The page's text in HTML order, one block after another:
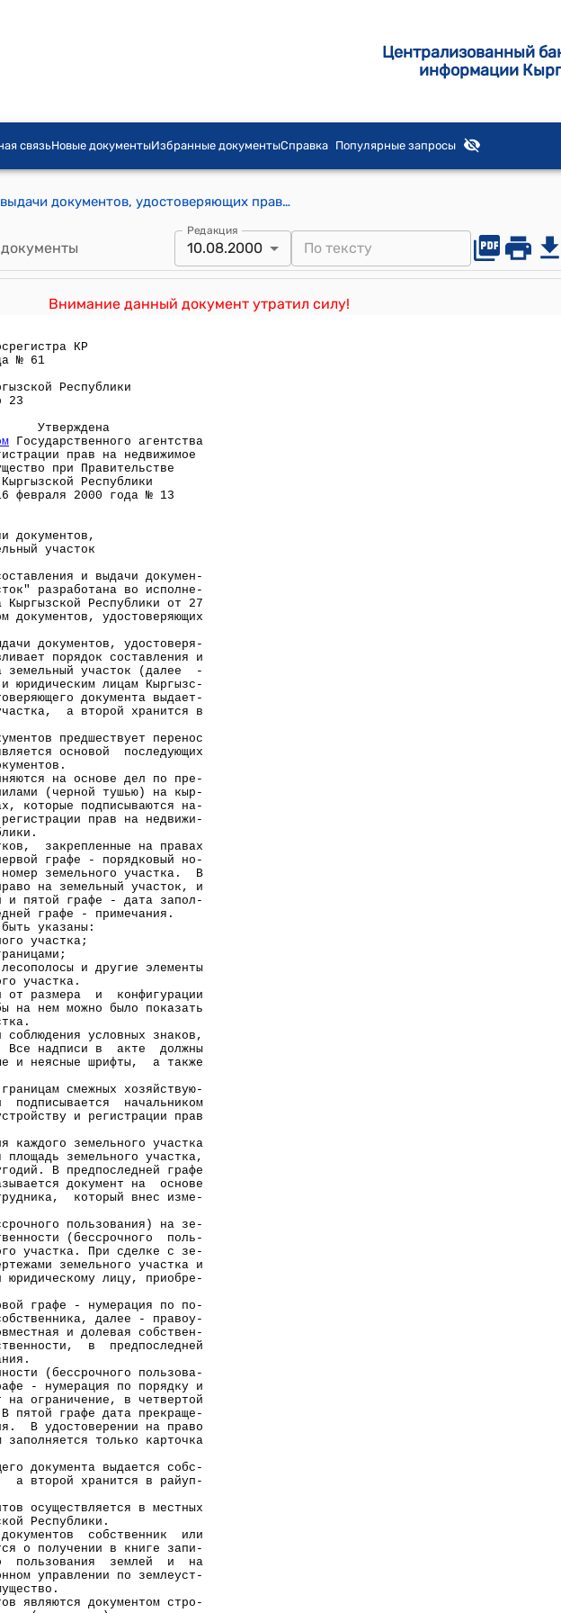
Централизованный
информации
связьНовые документыИзбранные документыСправка Популярные запросы
Инструкция о порядке составления и выдачи документов, удостоверяющих права на земельный участок ( Утверждена приказом Государственного агентства по регистрации прав на недвижимое имущество при Правительстве Кыргызской Республики от 16 февраля 2000 года № 13)
Редакция
10.08.2000
Внимание данный документ утратил силу!